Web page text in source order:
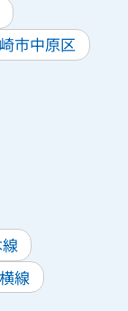
市中原区
線